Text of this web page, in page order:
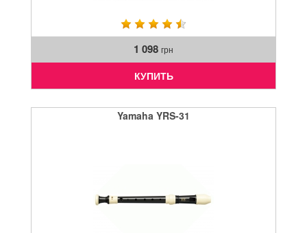
1 098 грн
КУПИТЬ
Yamaha YRS-31